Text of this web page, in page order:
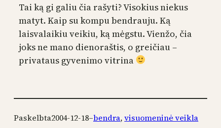
Tai ką gi galiu čia rašyti? Visokius niekus
matyt. Kaip su kompu bendrauju. Ką
laisvalaikiu veikiu, ką mėgstu. Vienžo, čia
joks ne mano dienoraštis, o greičiau –
privataus gyvenimo vitrina
Paskelbta2004-12-18–bendra, visuomeninė veikla